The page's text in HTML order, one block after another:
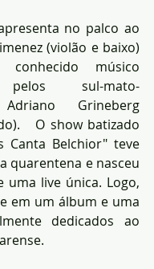
no palco ao
(violão e baixo)
músico
pelos sul-mato-
Adriano Grineberg
O show batizado
Canta Belchior" teve
quarentena e nasceu
uma live única. Logo,
em um álbum e uma
dedicados ao